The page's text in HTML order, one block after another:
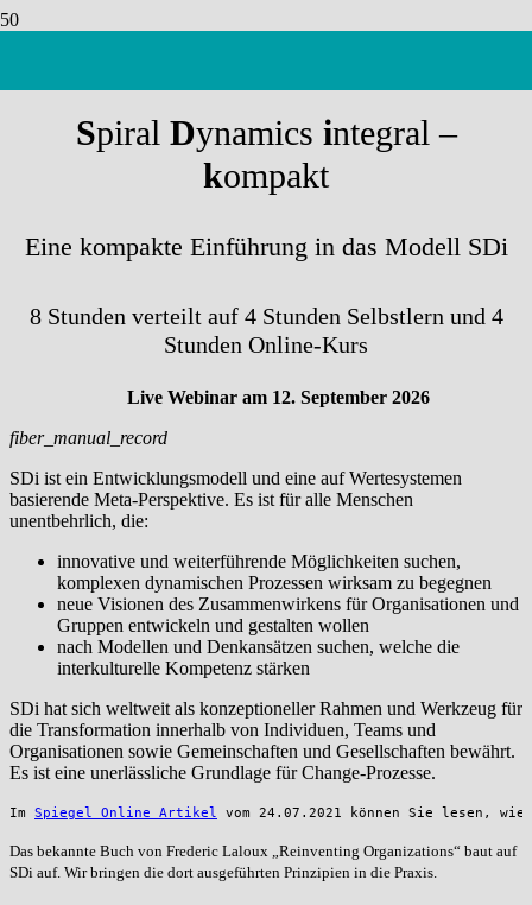
Spiral Dynamics integral –
kompakt
Eine kompakte Einführung in das Modell SDi
8 Stunden verteilt auf 4 Stunden Selbstlern und 4
Stunden Online-Kurs
Live Webinar am 12. September 2026
fiber_manual_record
SDi ist ein Entwicklungsmodell und eine auf Wertesystemen
basierende Meta-Perspektive. Es ist für alle Menschen
unentbehrlich, die:
innovative und weiterführende Möglichkeiten suchen,
komplexen dynamischen Prozessen wirksam zu begegnen
neue Visionen des Zusammenwirkens für Organisationen und
Gruppen entwickeln und gestalten wollen
nach Modellen und Denkansätzen suchen, welche die
interkulturelle Kompetenz stärken
SDi hat sich weltweit als konzeptioneller Rahmen und Werkzeug für
die Transformation innerhalb von Individuen, Teams und
Organisationen sowie Gemeinschaften und Gesellschaften bewährt.
Es ist eine unerlässliche Grundlage für Change-Prozesse.
Im Spiegel Online Artikel vom 24.07.2021 können Sie lesen,
Das bekannte Buch von Frederic Laloux „Reinventing Organizations“ baut auf
SDi auf. Wir bringen die dort ausgeführten Prinzipien in die Praxis.